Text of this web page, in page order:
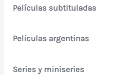
Películas subtituladas
Películas argentinas
Series y miniseries